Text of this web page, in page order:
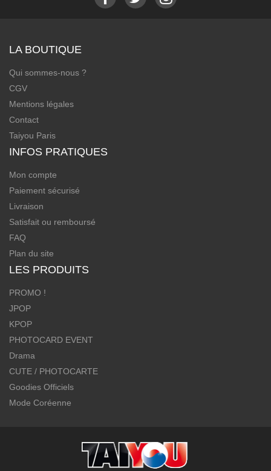
LA BOUTIQUE
Qui sommes-nous ?
CGV
Mentions légales
Contact
Taiyou Paris
INFOS PRATIQUES
Mon compte
Paiement sécurisé
Livraison
Satisfait ou remboursé
FAQ
Plan du site
LES PRODUITS
PROMO !
JPOP
KPOP
PHOTOCARD EVENT
Drama
CUTE / PHOTOCARTE
Goodies Officiels
Mode Coréenne